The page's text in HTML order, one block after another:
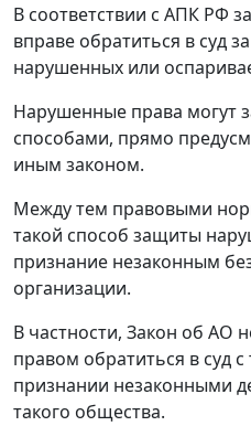
В соответствии с АПК РФ
вправе обратиться в суд
нарушенных или
Нарушенные права могут
способами, прямо
иным законом.
Между тем правовыми
такой способ защиты
признание незаконным
организации.
В частности, Закон об АО
правом обратиться в суд
признании незаконными
такого общества.